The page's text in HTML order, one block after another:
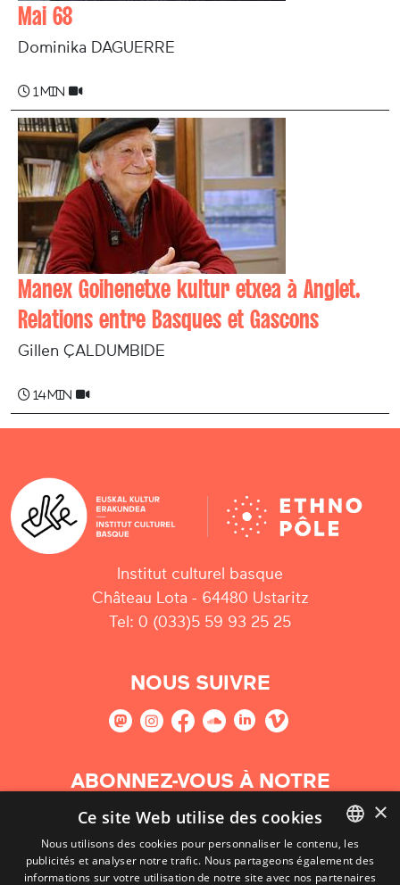
Mai 68
Dominika DAGUERRE
1 min
Manex Goihenetxe kultur etxea à Anglet.
Relations entre Basques et Gascons
Gillen ÇALDUMBIDE
14 min
Institut culturel basque
Château Lota - 64480 Ustaritz
Tel: 0 (033)5 59 93 25 25
NOUS SUIVRE
ABONNEZ-VOUS À NOTRE
NEWSLETTER
S'abonner
BASQUE
×
Ce site Web utilise des cookies
Nous utilisons des cookies pour personnaliser le contenu, les
publicités et analyser notre trafic. Nous partageons également des
informations sur votre utilisation de notre site avec nos partenaires